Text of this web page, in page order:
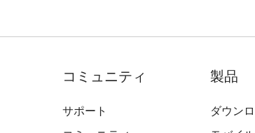
コミュニティ
サポート
製品
ダウン